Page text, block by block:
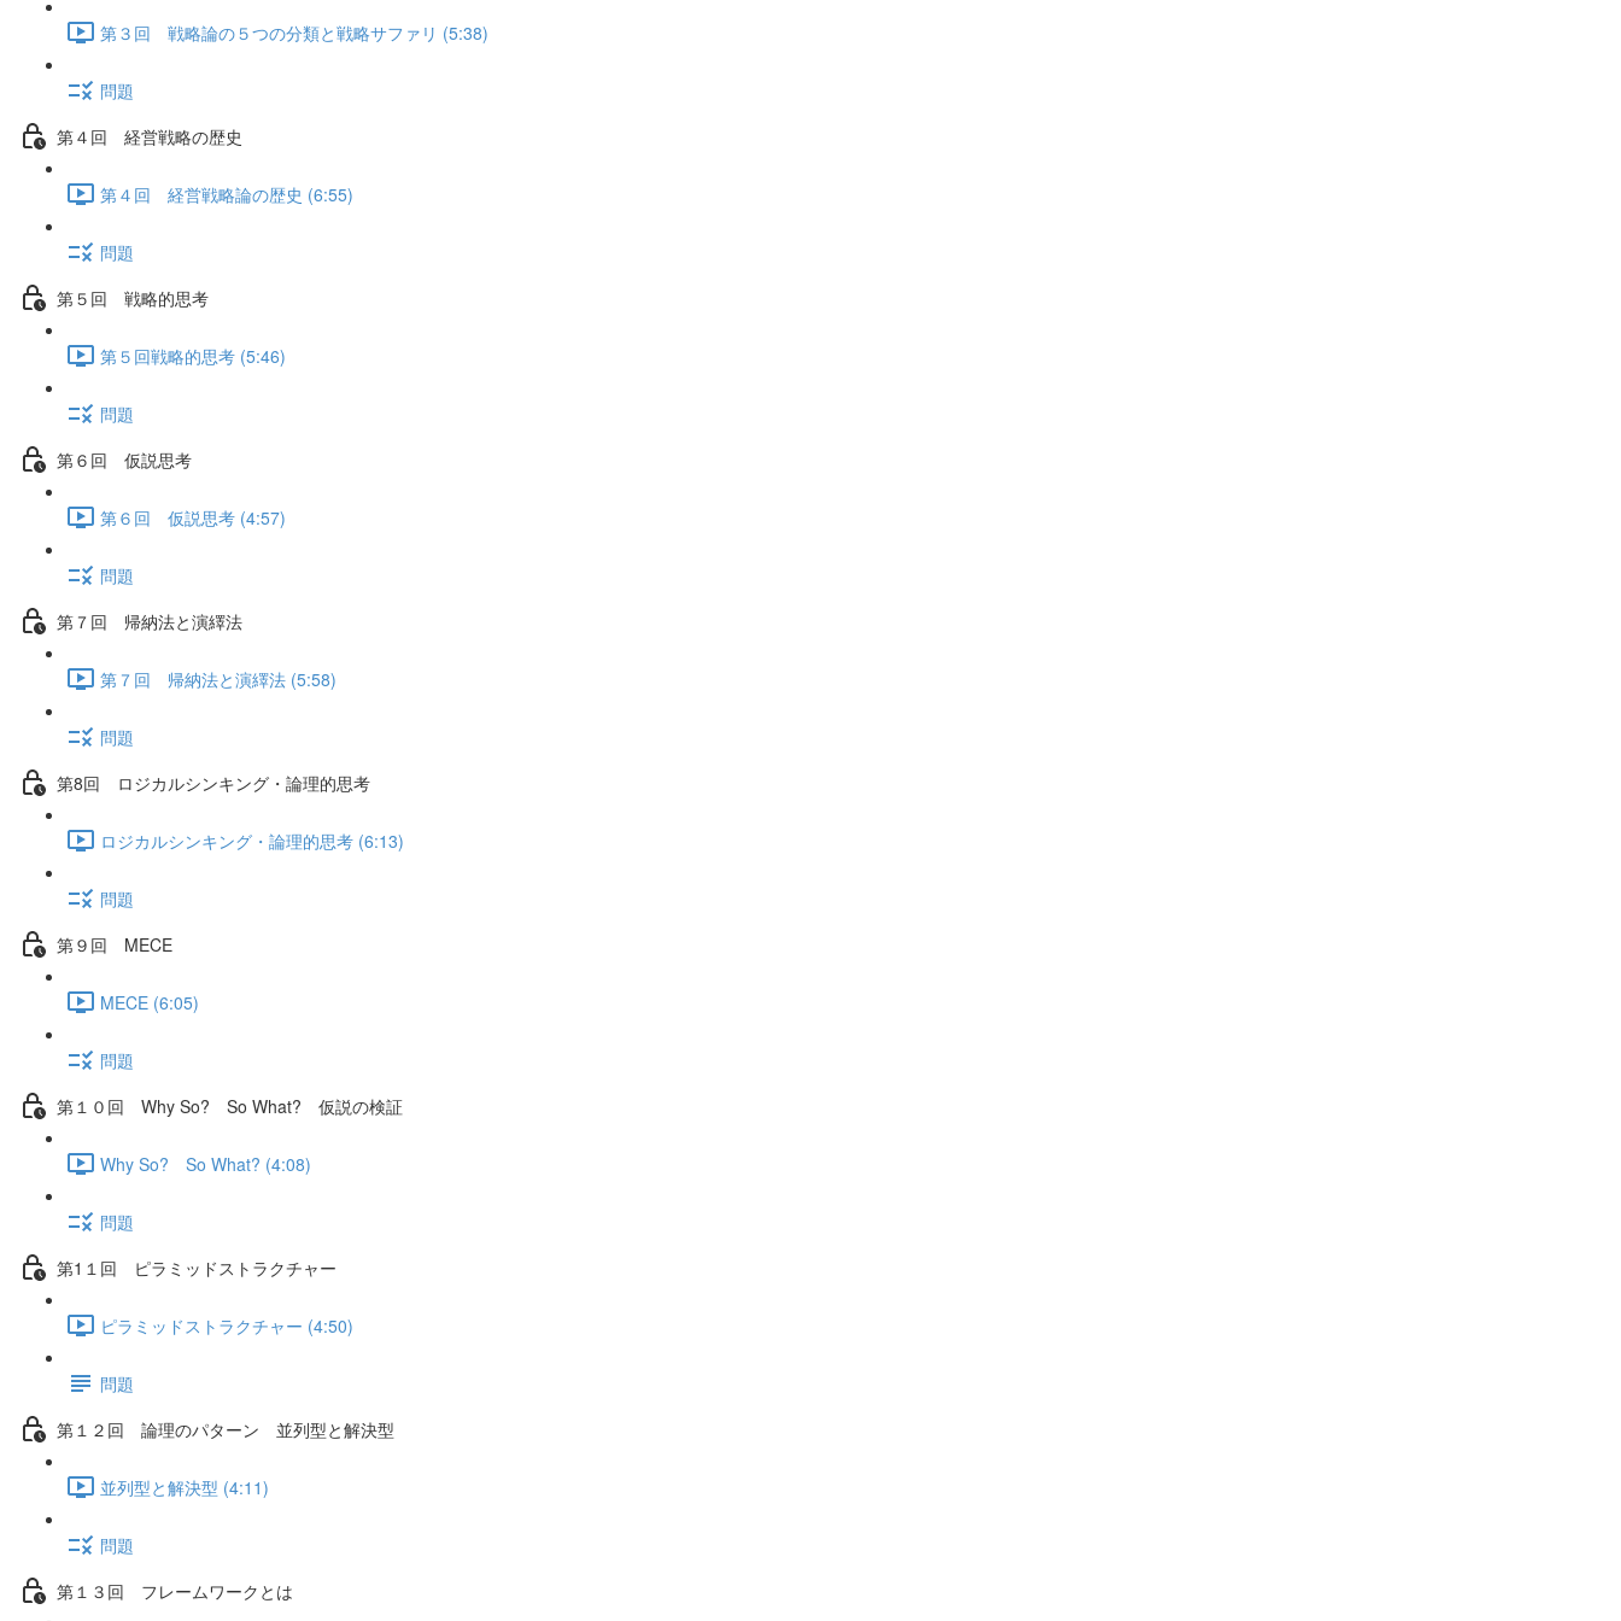
第３回 戦略論の５つの分類と戦略サファリ (5:38)
問題
第４回 経営戦略の歴史
第４回 経営戦略論の歴史 (6:55)
問題
第５回 戦略的思考
第５回戦略的思考 (5:46)
問題
第６回 仮説思考
第６回 仮説思考 (4:57)
問題
第７回 帰納法と演繹法
第７回 帰納法と演繹法 (5:58)
問題
第8回 ロジカルシンキング・論理的思考
ロジカルシンキング・論理的思考 (6:13)
問題
第９回 MECE
MECE (6:05)
問題
第１０回 Why So? So What? 仮説の検証
Why So? So What? (4:08)
問題
第1１回 ピラミッドストラクチャー
ピラミッドストラクチャー (4:50)
問題
第１２回 論理のパターン 並列型と解決型
並列型と解決型 (4:11)
問題
第１３回 フレームワークとは